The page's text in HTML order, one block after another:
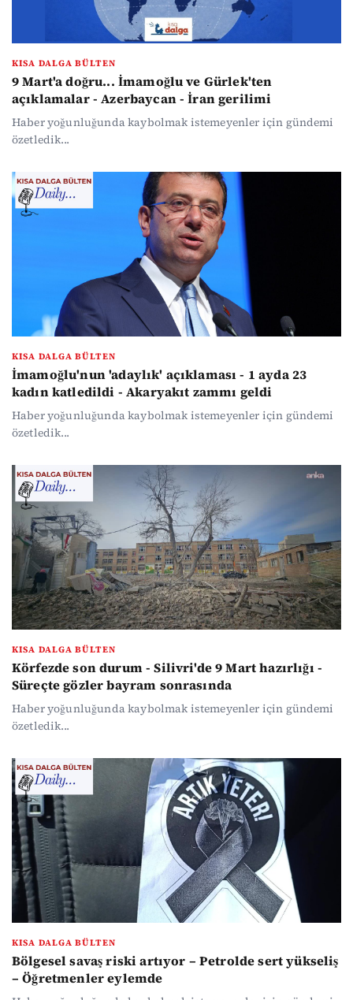
KISA DALGA BÜLTEN
9 Mart'a doğru... İmamoğlu ve Gürlek'ten
açıklamalar - Azerbaycan - İran gerilimi
Haber yoğunluğunda kaybolmak istemeyenler için gündemi
özetledik...
KISA DALGA BÜLTEN
İmamoğlu'nun 'adaylık' açıklaması - 1 ayda 23
kadın katledildi - Akaryakıt zammı geldi
Haber yoğunluğunda kaybolmak istemeyenler için gündemi
özetledik...
KISA DALGA BÜLTEN
Körfezde son durum - Silivri'de 9 Mart hazırlığı -
Süreçte gözler bayram sonrasında
Haber yoğunluğunda kaybolmak istemeyenler için gündemi
özetledik...
KISA DALGA BÜLTEN
Bölgesel savaş riski artıyor – Petrolde sert yükseliş
– Öğretmenler eylemde